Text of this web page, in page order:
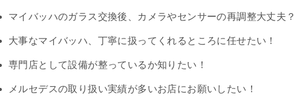
マイバッハのガラス交換後、カメラやセンサーの再調整大丈夫？
大事なマイバッハ、丁寧に扱ってくれるところに任せたい！
専門店として設備が整っているか知りたい！
メルセデスの取り扱い実績が多いお店にお願いしたい！